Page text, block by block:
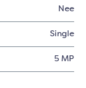
Nee
Single
5 MP